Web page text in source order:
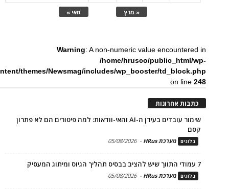
« מרץ מאי »
Warning: A non-numeric value encountered in
/home/hrusco/public_html/wp-
themes/Newsmag/includes/wp_booster/td_block.php
on line248
כתבות אחרונות
שימור עובדים בעידן ה-AI והאי-וודאות: למה פיטורים הם לא פתרון
קסם
בלוגים מערכת HRus -
05/08/2026
7 עמודי התווך שיש להציב בבסיס תהליך הגיוס ומיתוג המעסיק
בלוגים מערכת HRus -
05/08/2026